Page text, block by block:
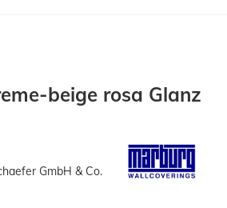
beige rosa Glanz
GmbH & Co.